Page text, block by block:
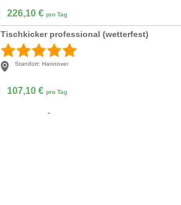
226,10 € pro Tag
Tischkicker professional (wetterfest)
Standort: Hannover
107,10 € pro Tag